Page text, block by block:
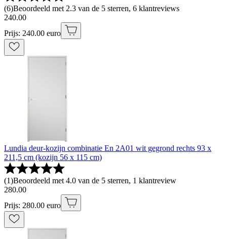
(6)Beoordeeld met 2.3 van de 5 sterren, 6 klantreviews
240.00
Prijs: 240.00 euro
Lundia deur-kozijn combinatie En 2A01 wit gegrond rechts 93 x
211,5 cm (kozijn 56 x 115 cm)
(1)Beoordeeld met 4.0 van de 5 sterren, 1 klantreview
280.00
Prijs: 280.00 euro